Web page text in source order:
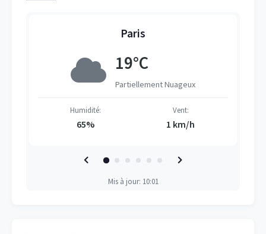
Paris
19°C
Partiellement Nuageux
Humidité:
65%
Vent:
1 km/h
Mis à jour: 10:01